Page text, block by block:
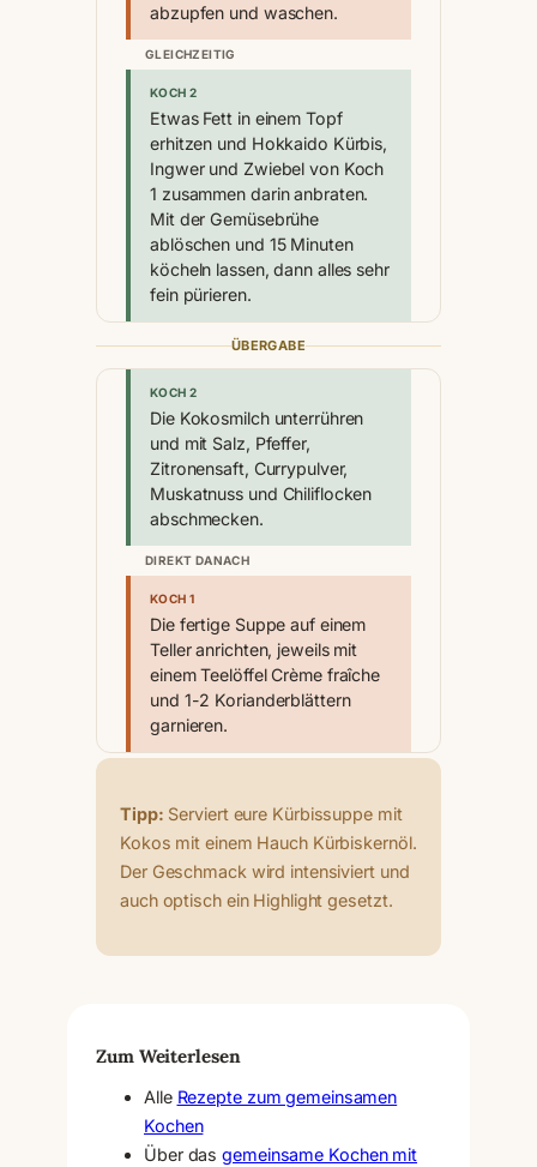
abzupfen und waschen.
GLEICHZEITIG
KOCH 2
Etwas Fett in einem Topf
erhitzen und Hokkaido Kürbis,
Ingwer und Zwiebel von Koch
1 zusammen darin anbraten.
Mit der Gemüsebrühe
ablöschen und 15 Minuten
köcheln lassen, dann alles sehr
fein pürieren.
ÜBERGABE
KOCH 2
Die Kokosmilch unterrühren
und mit Salz, Pfeffer,
Zitronensaft, Currypulver,
Muskatnuss und Chiliflocken
abschmecken.
DIREKT DANACH
KOCH 1
Die fertige Suppe auf einem
Teller anrichten, jeweils mit
einem Teelöffel Crème fraîche
und 1-2 Korianderblättern
garnieren.
Tipp: Serviert eure Kürbissuppe mit
Kokos mit einem Hauch Kürbiskernöl.
Der Geschmack wird intensiviert und
auch optisch ein Highlight gesetzt.
Zum Weiterlesen
Alle Rezepte zum gemeinsamen
Kochen
Über dasgemeinsame Kochen mit